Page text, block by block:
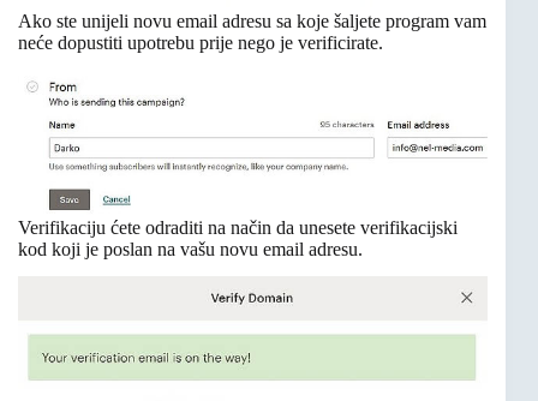
Ako ste unijeli novu email adresu sa koje šaljete program vam
neće dopustiti upotrebu prije nego je verificirate.
Verifikaciju ćete odraditi na način da unesete verifikacijski
kod koji je poslan na vašu novu email adresu.